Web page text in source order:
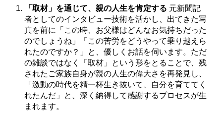
「取材」を通じて、親の人生を肯定する 元新聞記
者としてのインタビュー技術を活かし、出てきた写
真を前に「この時、お父様はどんなお気持ちだった
のでしょうね」「この苦労をどうやって乗り越えら
れたのですか？」と、優しくお話を伺います。ただ
の雑談ではなく「取材」という形をとることで、残
されたご家族自身が親の人生の偉大さを再発見し、
「激動の時代を精一杯生き抜いて、自分を育ててく
れたんだ」と、深く納得して感謝するプロセスが生
まれます。